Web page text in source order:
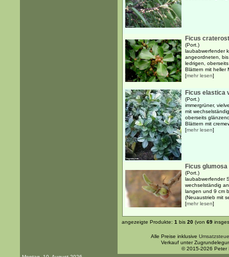
Ficus
(Port.)
laubabwerfender
angeordneten,
ledrigen,
Blättern mit heller
[mehr lesen]
Ficus elastica
(Port.)
immergrüner,
mit
oberseits
Blättern mit
[mehr lesen]
Ficus glumosa
(Port.)
laubabwerfender
wechselständig
langen und 9 cm
(Neuaustrieb mit
[mehr lesen]
angezeigte Produkte: 1 bis 20 (von 69
Alle Preise inklusive
Verkauf unter
© 2015-2026 Peter